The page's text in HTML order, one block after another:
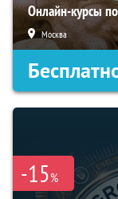
Онлайн-курсы
Москва
-15%